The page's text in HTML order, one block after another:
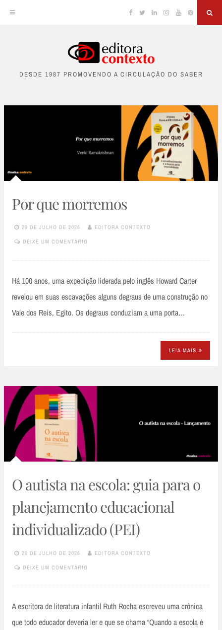
content
Facebook
TwitterLinkedinInstagram
YouTubePinterest
DESDE 1987 PROMOVENDO A CIRCULAÇÃO DO SABER
Por que morremos
29 DE JULHO DE 2026 EDITORA CONTEXTO
DEIXE UM COMENTÁRIO
Há 100 anos, uma expedição liderada pelo inglês Howard Carter
revelou em suas escavações alguns degraus de uma construção no
Vale dos Reis, Egito. Os degraus conduziam a uma porta…
LEIA MAIS
O autista na escola: guia para o
planejamento educacional
individualizado (PEI)
20 DE JULHO DE 2026 EDITORA CONTEXTO
DEIXE UM COMENTÁRIO
A escritora de literatura infantil Ruth Rocha escreveu uma crônica
que todo educador deveria ler e que se chama “Quando a escola é